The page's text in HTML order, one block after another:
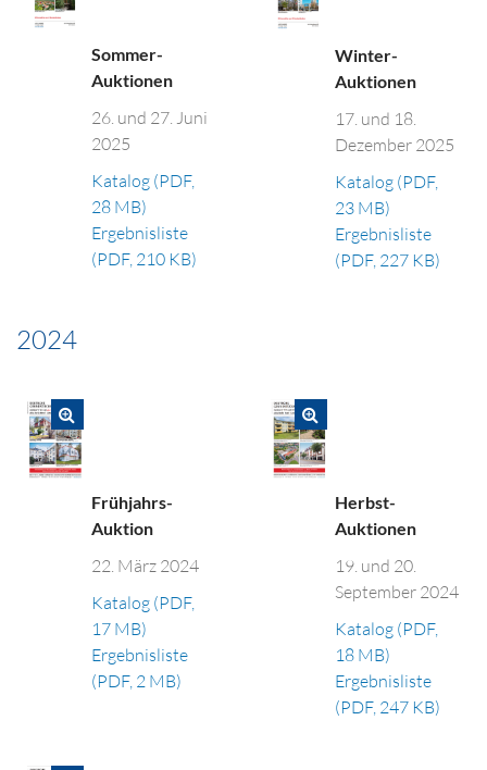
Sommer-
Auktionen
26. und 27. Juni
2025
Katalog (PDF,
28 MB)
Ergebnisliste
(PDF, 210 KB)
Winter-
Auktionen
17. und 18.
Dezember 2025
Katalog (PDF,
23 MB)
Ergebnisliste
(PDF, 227 KB)
2024
Frühjahrs-
Auktion
22. März 2024
Katalog (PDF,
17 MB)
Ergebnisliste
(PDF, 2 MB)
Herbst-
Auktionen
19. und 20.
September 2024
Katalog (PDF,
18 MB)
Ergebnisliste
(PDF, 247 KB)